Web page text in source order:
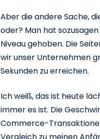
Aber die andere Sache,
oder? Man hat
Niveau gehoben. Die
wir unser Unternehmen
Sekunden zu erreichen.
Ich weiß, das ist heute
immer es ist. Die
Commerce-